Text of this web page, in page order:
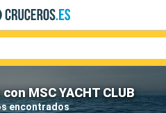
MSC YACHT CLUB
encontrados